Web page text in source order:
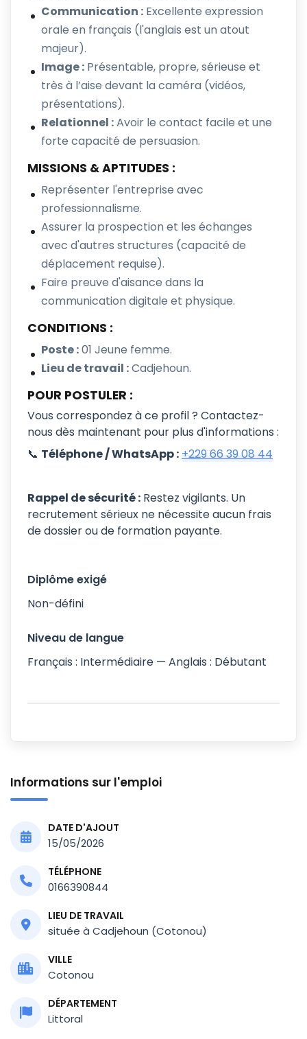
Communication : Excellente expression
orale en français (l'anglais est un atout
majeur).
Image : Présentable, propre, sérieuse et
très à l’aise devant la caméra (vidéos,
présentations).
Relationnel :Avoir le contact facile et une
forte capacité de persuasion.
MISSIONS & APTITUDES :
Représenter l'entreprise avec
professionnalisme.
Assurer la prospection et les échanges
avec d'autres structures (capacité de
déplacement requise).
Faire preuve d'aisance dans la
communication digitale et physique.
CONDITIONS :
Poste :01 Jeune femme.
Lieu de travail :Cadjehoun.
POUR POSTULER :
Vous correspondez à ce profil ? Contactez-
nous dès maintenant pour plus d'informations :
📞 Téléphone / WhatsApp : +229 66 39 08 44
Rappel de sécurité : Restez vigilants. Un
recrutement sérieux ne nécessite aucun frais
de dossier ou de formation payante.
Diplôme exigé
Non-défini
Niveau de langue
Français : Intermédiaire — Anglais : Débutant
Informations sur l'emploi
DATE D'AJOUT
15/05/2026
TÉLÉPHONE
0166390844
LIEU DE TRAVAIL
située à Cadjehoun (Cotonou)
VILLE
Cotonou
DÉPARTEMENT
Littoral